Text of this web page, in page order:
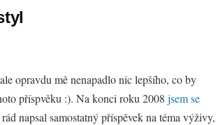
opravdu mě nenapadlo nic lepšího, co by
příspvěku :). Na konci roku 2008 jsem se
napsal samostatný příspěvek na téma výživy,